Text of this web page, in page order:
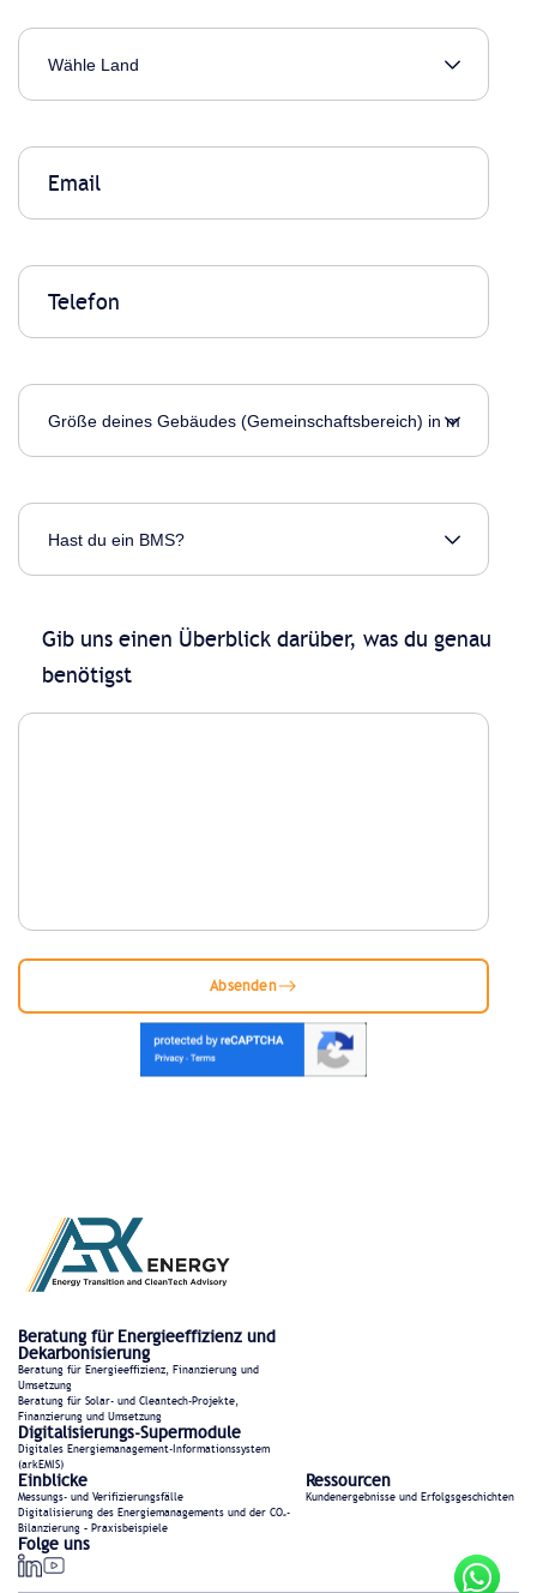
Gib uns einen Überblick darüber, was du genau
benötigst
Absenden
Beratung für Energieeffizienz und
Dekarbonisierung
Beratung für Energieeffizienz, Finanzierung und
Umsetzung
Beratung für Solar- und Cleantech-Projekte,
Finanzierung und Umsetzung
Digitalisierungs-Supermodule
Digitales Energiemanagement-Informationssystem
(arkEMIS)
Einblicke
Messungs- und Verifizierungsfälle
Digitalisierung des Energiemanagements und der CO₂-
Bilanzierung – Praxisbeispiele
Ressourcen
Kundenergebnisse und Erfolgsgeschichten
Folge uns